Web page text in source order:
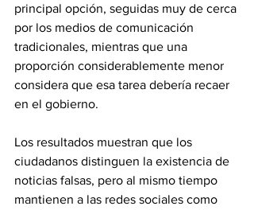
principal opción, seguidas muy de cerca
por los medios de comunicación
tradicionales, mientras que una
proporción considerablemente menor
considera que esa tarea debería recaer
en el gobierno.
Los resultados muestran que los
ciudadanos distinguen la existencia de
noticias falsas, pero al mismo tiempo
mantienen a las redes sociales como